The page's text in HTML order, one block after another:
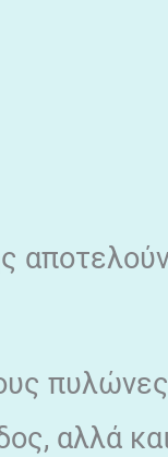
αλλά